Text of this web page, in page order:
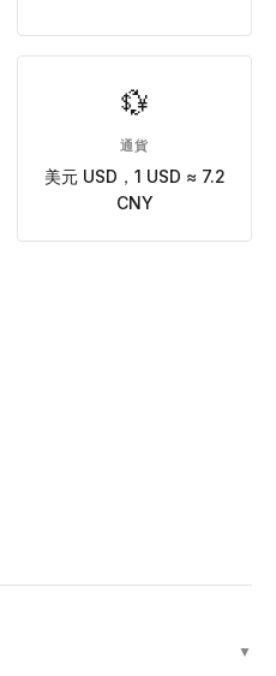
💱
通貨
美元 USD，1 USD ≈ 7.2
CNY
▼